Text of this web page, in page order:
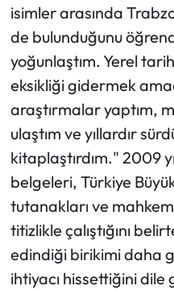
isimler arasında
de bulunduğunu
yoğunlaştım. Yerel
eksikliği gidermek
araştırmalar yaptım,
ulaştım ve yıllardır
kitaplaştırdım." 2009
belgeleri, Türkiye
tutanakları ve
titizlikle çalıştığını
edindiği birikimi daha
ihtiyacı hissettiğini dile